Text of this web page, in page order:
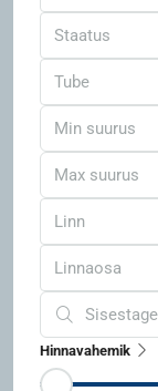
Staatus
Tube
Linn
Linnaosa
Hinnavahemik